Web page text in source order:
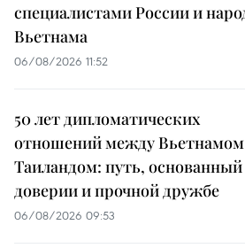
специалистами России и
Вьетнама
06/08/2026 11:52
50 лет дипломатических
отношений между
Таиландом: путь, основанный
доверии и прочной дружбе
06/08/2026 09:53